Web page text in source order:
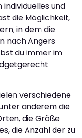
individuelles und
die Möglichkeit,
in dem die
nach Angers
du immer im
verschiedene
anderem die
die Größe
die Anzahl der zu